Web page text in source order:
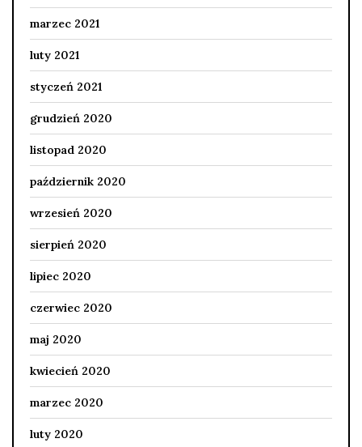
marzec 2021
luty 2021
styczeń 2021
grudzień 2020
listopad 2020
październik 2020
wrzesień 2020
sierpień 2020
lipiec 2020
czerwiec 2020
maj 2020
kwiecień 2020
marzec 2020
luty 2020